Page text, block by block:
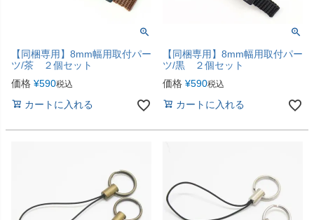
【同梱専用】8mm幅用取付パー
ツ/茶 ２個セット
価格 ¥590税込
カートに入れる
【同梱専用】8mm幅用取付パー
ツ/黒 ２個セット
価格 ¥590税込
カートに入れる